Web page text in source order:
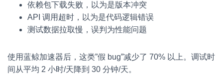
依赖包下载失败，以为是版本冲突
API 调用超时，以为是代码逻辑错误
测试数据拉取慢，误判为性能问题
使用蓝鲸加速器后，这类”假 bug”减少了 70% 以上。调试时
间从平均 2 小时/天降到 30 分钟/天。